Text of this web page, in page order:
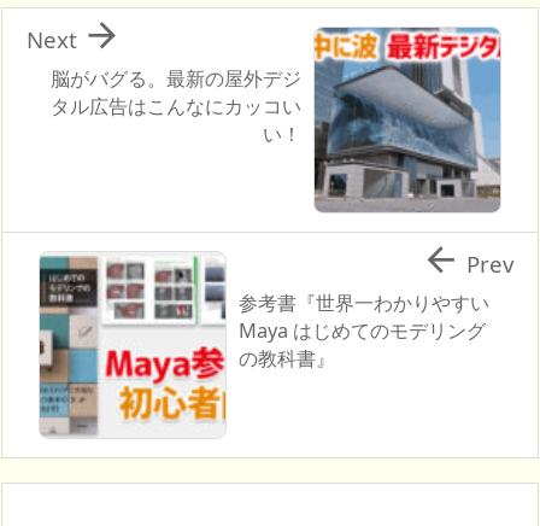
脳がバグる。最新の屋外デジ
タル広告はこんなにカッコい
い！

Next
参考書『世界一わかりやすい
Maya はじめてのモデリング
の教科書』
 Prev